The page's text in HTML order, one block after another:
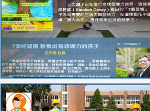
YfDQppRvyMk686kIw6SBbssEIZ6WnT/
usp=sharing
link
to
link
to
link
to
link
to